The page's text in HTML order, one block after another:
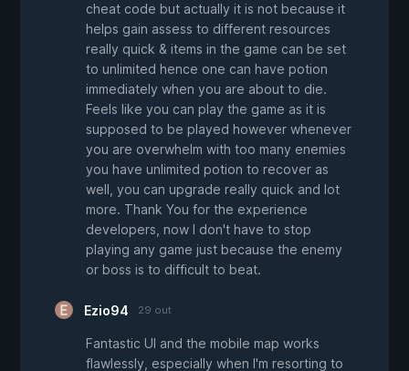
cheat code but actually it is not because it
helps gain assess to different resources
really quick & items in the game can be set
to unlimited hence one can have potion
immediately when you are about to die.
Feels like you can play the game as it is
supposed to be played however whenever
you are overwhelm with too many enemies
you have unlimited potion to recover as
well, you can upgrade really quick and lot
more. Thank You for the experience
developers, now I don't have to stop
playing any game just because the enemy
or boss is to difficult to beat.
Ezio94 29 out
Fantastic UI and the mobile map works
flawlessly, especially when I'm resorting to